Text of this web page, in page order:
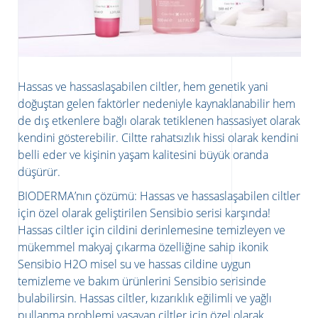
Hassas ve hassaslaşabilen ciltler, hem genetik yani
doğuştan gelen faktörler nedeniyle kaynaklanabilir hem
de dış etkenlere bağlı olarak tetiklenen hassasiyet olarak
kendini gösterebilir. Ciltte rahatsızlık hissi olarak kendini
belli eder ve kişinin yaşam kalitesini büyük oranda
düşürür.
BIODERMA’nın çözümü: Hassas ve hassaslaşabilen ciltler
için özel olarak geliştirilen Sensibio serisi karşında!
Hassas ciltler için cildini derinlemesine temizleyen ve
mükemmel makyaj çıkarma özelliğine sahip ikonik
Sensibio H2O misel su ve hassas cildine uygun
temizleme ve bakım ürünlerini Sensibio serisinde
bulabilirsin. Hassas ciltler, kızarıklık eğilimli ve yağlı